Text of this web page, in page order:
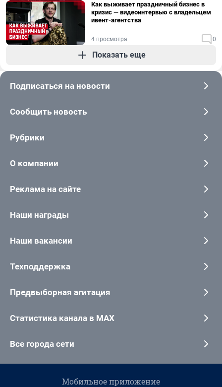
Как выживает праздничный бизнес в
кризис — видеоинтервью с владельцем
ивент-агентства
4 просмотра 0
Показать еще
Подписаться на новости
Сообщить новость
Рубрики
О компании
Реклама на сайте
Наши награды
Наши вакансии
Техподдержка
Предвыборная агитация
Статистика канала в MAX
Все города сети
Мобильное приложение